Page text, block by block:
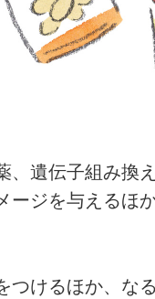
、遺伝子組み換
ージを与えるほ
つけるほか、な